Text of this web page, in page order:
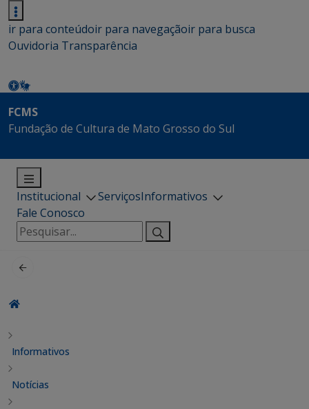
ir para conteúdoir para navegaçãoir para busca
Ouvidoria Transparência
FCMS
Fundação de Cultura de Mato Grosso do Sul
Institucional ServiçosInformativos
Fale Conosco
Pesquisar
por:
Informativos
Notícias